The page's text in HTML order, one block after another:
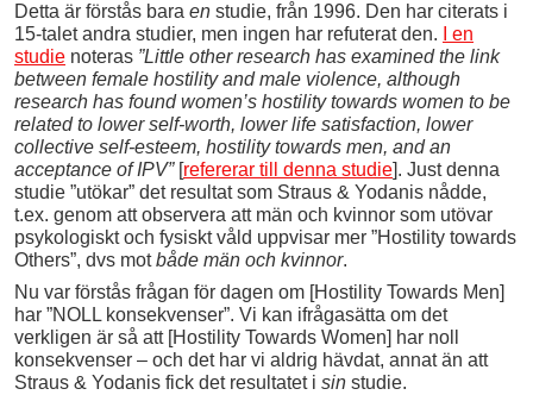
Detta är förstås bara en studie, från 1996. Den har citerats i
15-talet andra studier, men ingen har refuterat den.
I en
studie noteras ”Little other research has examined the link
between female hostility and male violence, although
research has found women’s hostility towards women to be
related to lower self-worth, lower life satisfaction, lower
collective self-esteem, hostility towards men, and an
acceptance of IPV”[refererar till denna studie]. Just denna
studie ”utökar” det resultat som Straus & Yodanis nådde,
t.ex. genom att observera att män och kvinnor som utövar
psykologiskt och fysiskt våld uppvisar mer ”Hostility towards
Others”, dvs motbåde män och kvinnor.
Nu var förstås frågan för dagen om [Hostility Towards Men]
har ”NOLL konsekvenser”. Vi kan ifrågasätta om det
verkligen är så att [Hostility Towards Women] har noll
konsekvenser – och det har vi aldrig hävdat, annat än att
Straus & Yodanis fick det resultatet i sin studie.